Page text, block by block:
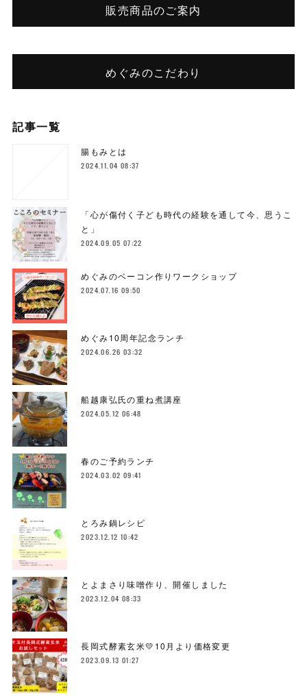
販売商品のご案内
めぐみのこだわり
記事一覧
腸もみとは
2024.11.04 08:37
「心が傷付く子ども時代の経験を通して今、思うこ
と」
2024.09.05 07:22
めぐみのベーコン作りワークショップ
2024.07.16 09:50
めぐみ10周年記念ランチ
2024.06.26 03:32
船越康弘氏の重ね煮講座
2024.05.12 06:48
春のご予約ランチ
2024.03.02 09:41
とろみ鍋レシピ
2023.12.12 10:42
とよまさり味噌作り、開催しました
2023.12.04 08:33
長岡式酵素玄米💛10月より価格変更
2023.09.13 01:27